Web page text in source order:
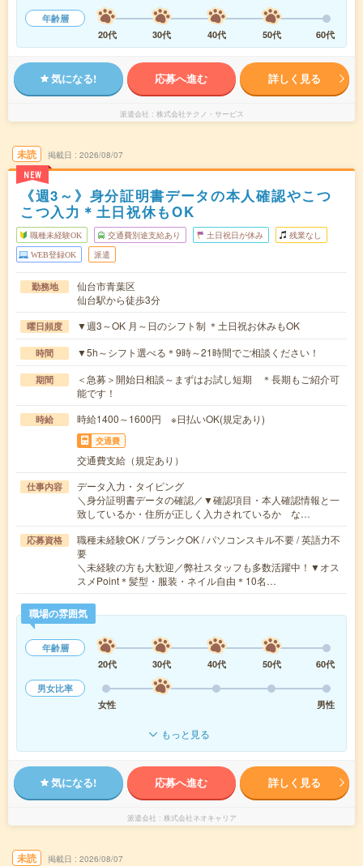
年齢層
20代
30代 40代 50代 60代
気になる! 応募へ進む 詳しく見る
派遣会社 株式会社テクノ・サービス
未読
NEW
掲載日 2026/08/07
《週3～》身分証明書データの本人確認やこつ
こつ入力＊土日祝休もOK
職種未経験OK 交通費別途支給あり 土日祝日が休み 残業なし
WEB登録OK 派遣
勤務地
仙台市青葉区
仙台駅から徒歩3分
曜日頻度 ▼週3～OK 月～日のシフト制 ＊土日祝お休みもOK
時間 ▼5h～シフト選べる＊9時～21時間でご相談ください！
期間
＜急募＞開始日相談～まずはお試し短期 ＊長期もご紹介可
能です！
時給 時給1400～1600円 ※日払いOK(規定あり)
交通費
交通費支給（規定あり）
仕事内容
データ入力・タイピング
＼身分証明書データの確認／▼確認項目・本人確認情報と一
致しているか・住所が正しく入力されているか な…
応募資格
職種未経験OK / ブランクOK / パソコンスキル不要 / 英語力不
要
＼未経験の方も大歓迎／弊社スタッフも多数活躍中！▼オス
スメPoint＊髪型・服装・ネイル自由＊10名…
職場の雰囲気
年齢層
20代
30代 40代 50代
60代
男女比率
女性
男性
もっと見る
気になる! 応募へ進む 詳しく見る
派遣会社 株式会社ネオキャリア
未読 掲載日 2026/08/07